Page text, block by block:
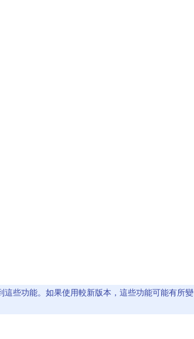
些功能。如果使用較新版本，這些功能可能有所變